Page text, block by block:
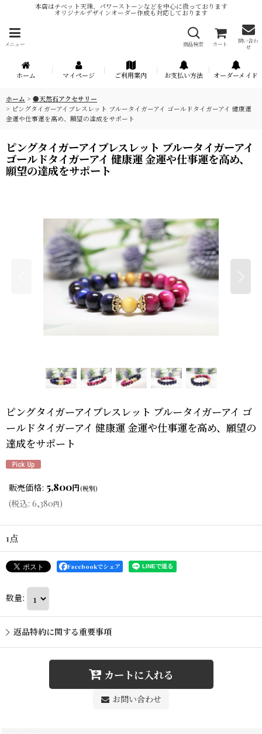
本店はチベット天珠、パワーストーンなどを中心に扱っております
オリジナルデザインオーダー作成も対応しております
メニュー 商品検索 カート
問い合わ
せ
ホーム マイページ ご利用案内 お支払い方法 オーダーメイド
ホーム > ●天然石アクセサリー
> ピングタイガーアイブレスレット ブルータイガーアイ ゴールドタイガーアイ 健康運
金運や仕事運を高め、願望の達成をサポート
ピングタイガーアイブレスレット ブルータイガーアイ
ゴールドタイガーアイ 健康運 金運や仕事運を高め、
願望の達成をサポート
ピングタイガーアイブレスレット ブルータイガーアイ ゴ
ールドタイガーアイ 健康運 金運や仕事運を高め、願望の
達成をサポート
販売価格: 5,800円(税別)
(税込: 6,380円)
1点
Facebookでシェア
数量:
返品特約に関する重要事項
カートに入れる
お問い合わせ